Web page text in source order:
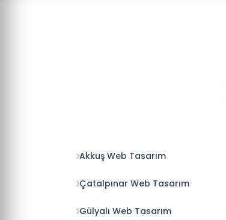
Akkuş Web Tasarım
Çatalpınar Web Tasarım
Gülyalı Web Tasarım